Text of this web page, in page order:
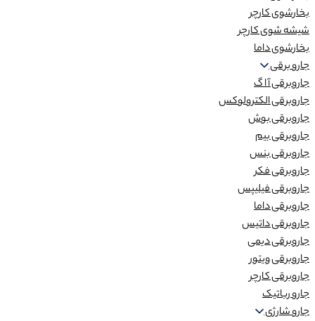
بخارشوی کارچر
شیشه شوی کارچر
بخارشوی داما
جارو برقی
جاروبرقی آ ا گ
جاروبرقی الکترولوکس
جاروبرقی بوش
جاروبرقی بیم
جاروبرقی بنس
جاروبرقی فکر
جاروبرقی فیلیپس
جاروبرقی داما
جاروبرقی داتیس
جاروبرقی دیمی
جاروبرقی ویتور
جاروبرقی کارچر
جارو رباتیک
جارو شارژی